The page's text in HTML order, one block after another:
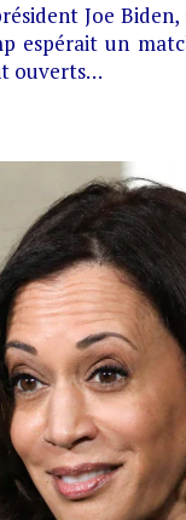
Joe
espérait un
ouverts…